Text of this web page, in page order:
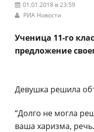
01.01.2018 в 23:59
РИА Новости
Ученица 11-го
предложение
Девушка решила
“Долго не могла
ваша харизма,